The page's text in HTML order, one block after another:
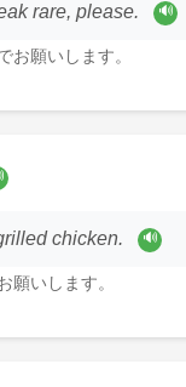
rare, please. 🔊
お願いします。
chicken. 🔊
願いします。